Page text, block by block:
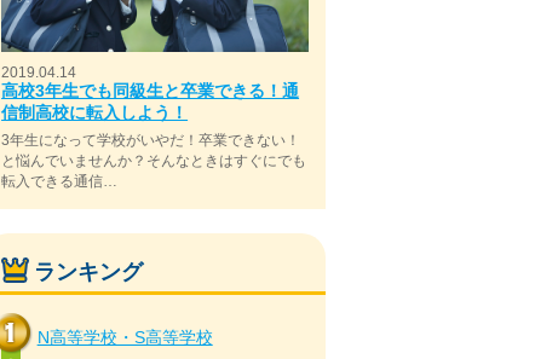
2019.04.14
高校3年生でも同級生と卒業できる！通
信制高校に転入しよう！
3年生になって学校がいやだ！卒業できない！
と悩んでいませんか？そんなときはすぐにでも
転入できる通信…
ランキング
N高等学校・S高等学校